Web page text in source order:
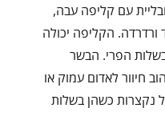
עם קליפה עבה,
ורדרדה. הקליפה יכולה
הפרי. הבשר
חיוור לאדום עמוק או
נקצרות כשהן בשלות